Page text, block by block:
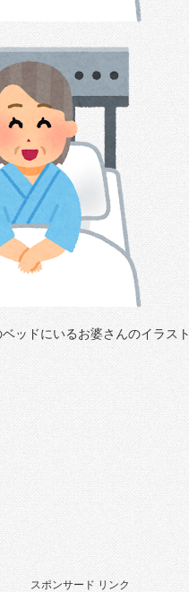
ッドにいるお婆さんのイラスト
スポンサード リンク